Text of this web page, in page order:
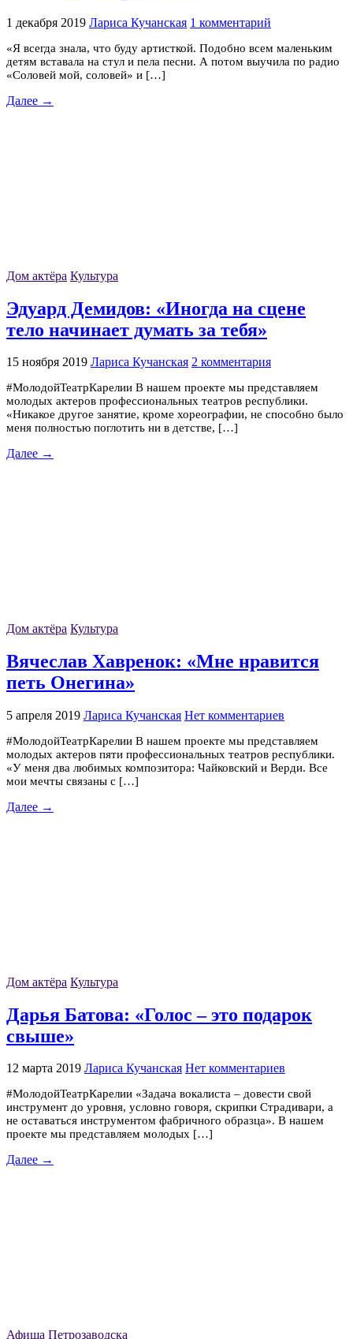
1 декабря 2019 Лариса Кучанская 1 комментарий
«Я всегда знала, что буду артисткой. Подобно всем маленьким
детям вставала на стул и пела песни. А потом выучила по радио
«Соловей мой, соловей» и […]
Далее →
Дом актёра Культура
Эдуард Демидов: «Иногда на сцене
тело начинает думать за тебя»
15 ноября 2019 Лариса Кучанская 2 комментария
#МолодойТеатрКарелии В нашем проекте мы представляем
молодых актеров профессиональных театров республики.
«Никакое другое занятие, кроме хореографии, не способно было
меня полностью поглотить ни в детстве, […]
Далее →
Дом актёра Культура
Вячеслав Хавренок: «Мне нравится
петь Онегина»
5 апреля 2019 Лариса Кучанская Нет комментариев
#МолодойТеатрКарелии В нашем проекте мы представляем
молодых актеров пяти профессиональных театров республики.
«У меня два любимых композитора: Чайковский и Верди. Все
мои мечты связаны с […]
Далее →
Дом актёра Культура
Дарья Батова: «Голос – это подарок
свыше»
12 марта 2019 Лариса Кучанская Нет комментариев
#МолодойТеатрКарелии «Задача вокалиста – довести свой
инструмент до уровня, условно говоря, скрипки Страдивари, а
не оставаться инструментом фабричного образца». В нашем
проекте мы представляем молодых […]
Далее →
Афиша Петрозаводска